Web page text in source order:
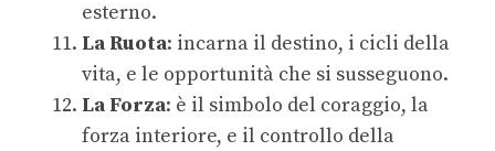
esterno.
La Ruota: incarna il destino, i cicli della
vita, e le opportunità che si susseguono.
La Forza: è il simbolo del coraggio, la
forza interiore, e il controllo della